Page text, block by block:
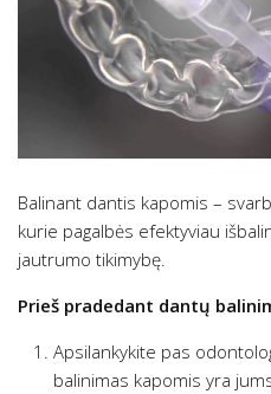
Balinant dantis kapomis –
kurie pagalbės efektyviau
jautrumo tikimybę.
Prieš pradedant dantų
Apsilankykite pas
balinimas kapomis yra